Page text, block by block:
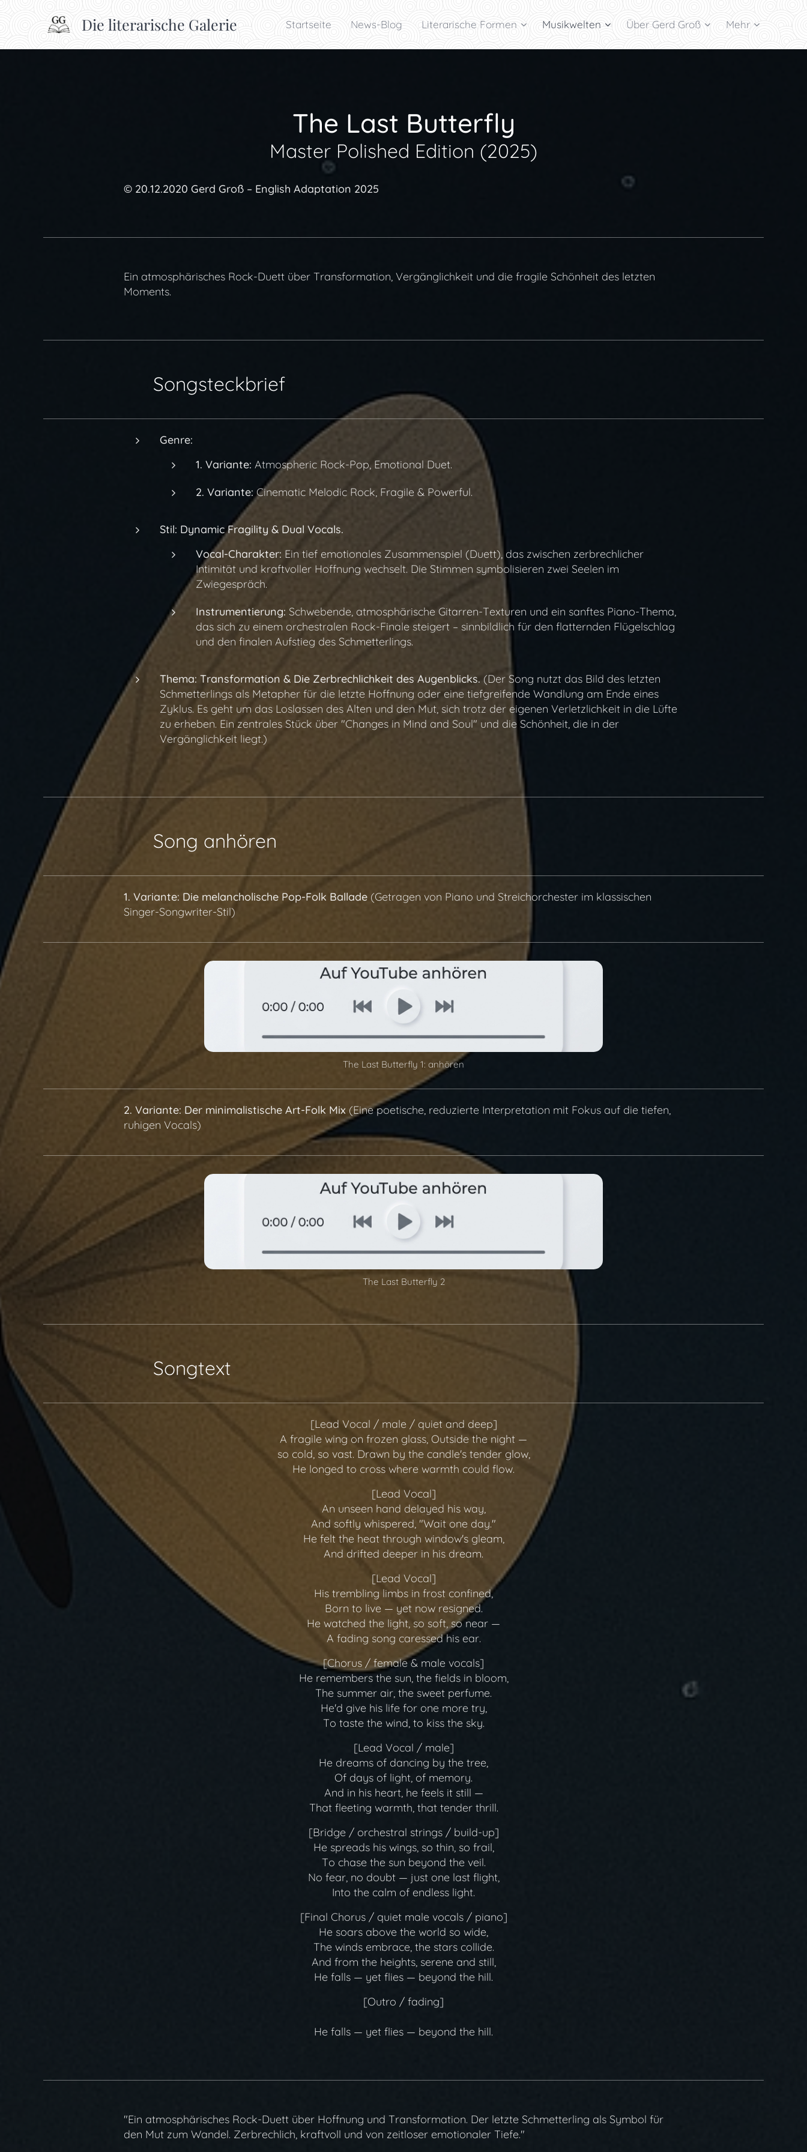
Die literarische Galerie Startseite News-Blog Literarische Formen Musikwelten Über Gerd Groß Mehr
The Last Butterfly
Master Polished Edition (2025)
© 20.12.2020 Gerd Groß – English Adaptation 2025
Ein atmosphärisches Rock-Duett über Transformation, Vergänglichkeit und die fragile Schönheit des letzten
Moments.
🎼 Songsteckbrief
Genre:
1. Variante: Atmospheric Rock-Pop, Emotional Duet.
2. Variante: Cinematic Melodic Rock, Fragile & Powerful.
Stil: Dynamic Fragility & Dual Vocals.
Vocal-Charakter: Ein tief emotionales Zusammenspiel (Duett), das zwischen zerbrechlicher
Intimität und kraftvoller Hoffnung wechselt. Die Stimmen symbolisieren zwei Seelen im
Zwiegespräch.
Instrumentierung: Schwebende, atmosphärische Gitarren-Texturen und ein sanftes Piano-Thema,
das sich zu einem orchestralen Rock-Finale steigert – sinnbildlich für den flatternden Flügelschlag
und den finalen Aufstieg des Schmetterlings.
Thema: Transformation & Die Zerbrechlichkeit des Augenblicks. (Der Song nutzt das Bild des letzten
Schmetterlings als Metapher für die letzte Hoffnung oder eine tiefgreifende Wandlung am Ende eines
Zyklus. Es geht um das Loslassen des Alten und den Mut, sich trotz der eigenen Verletzlichkeit in die Lüfte
zu erheben. Ein zentrales Stück über "Changes in Mind and Soul" und die Schönheit, die in der
Vergänglichkeit liegt.)
🎧 Song anhören
1. Variante: Die melancholische Pop-Folk Ballade(Getragen von Piano und Streichorchester im klassischen
Singer-Songwriter-Stil)
The Last Butterfly 1: anhören
2. Variante: Der minimalistische Art-Folk Mix (Eine poetische, reduzierte Interpretation mit Fokus auf die tiefen,
ruhigen Vocals)
The Last Butterfly 2
📖 Songtext
[Lead Vocal / male / quiet and deep]
A fragile wing on frozen glass, Outside the night —
so cold, so vast. Drawn by the candle's tender glow,
He longed to cross where warmth could flow.
[Lead Vocal]
An unseen hand delayed his way,
And softly whispered, "Wait one day."
He felt the heat through window's gleam,
And drifted deeper in his dream.
[Lead Vocal]
His trembling limbs in frost confined,
Born to live — yet now resigned.
He watched the light, so soft, so near —
A fading song caressed his ear.
[Chorus / female & male vocals]
He remembers the sun, the fields in bloom,
The summer air, the sweet perfume.
He'd give his life for one more try,
To taste the wind, to kiss the sky.
[Lead Vocal / male]
He dreams of dancing by the tree,
Of days of light, of memory.
And in his heart, he feels it still —
That fleeting warmth, that tender thrill.
[Bridge / orchestral strings / build-up]
He spreads his wings, so thin, so frail,
To chase the sun beyond the veil.
No fear, no doubt — just one last flight,
Into the calm of endless light.
[Final Chorus / quiet male vocals / piano]
He soars above the world so wide,
The winds embrace, the stars collide.
And from the heights, serene and still,
He falls — yet flies — beyond the hill.
[Outro / fading]
He falls — yet flies — beyond the hill.
"Ein atmosphärisches Rock-Duett über Hoffnung und Transformation. Der letzte Schmetterling als Symbol für
den Mut zum Wandel. Zerbrechlich, kraftvoll und von zeitloser emotionaler Tiefe."